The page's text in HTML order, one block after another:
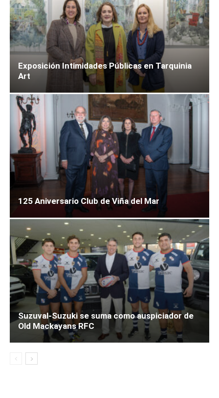
Exposición Intimidades Públicas en Tarquinia
Art
125 Aniversario Club de Viña del Mar
Suzuval-Suzuki se suma como auspiciador de
Old Mackayans RFC